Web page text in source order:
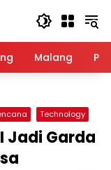
Malang
Technology
Jadi Garda